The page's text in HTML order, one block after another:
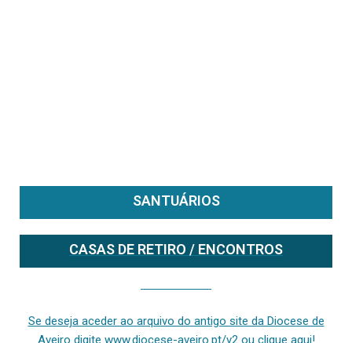
SANTUÁRIOS
CASAS DE RETIRO / ENCONTROS
Se deseja aceder ao arquivo do antigo site da Diocese de
Aveiro digite www.diocese-aveiro.pt/v2 ou clique aqui!